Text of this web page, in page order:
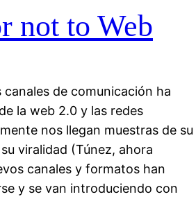
not to Web
canales de comunicación ha
la web 2.0 y las redes
nos llegan muestras de su
viralidad (Túnez, ahora
canales y formatos han
y se van introduciendo con